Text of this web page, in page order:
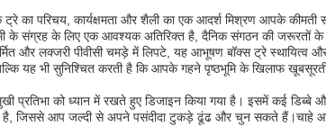
का परिचय, कार्यक्षमता और शैली का एक आदर्श मिश्रण आपके
के संग्रह के लिए एक आवश्यक अतिरिक्त है, दैनिक संगठन की जरूरतों के
और लक्जरी पीवीसी चमड़े में लिपटे, यह आभूषण बॉक्स ट्रे स्थायित्व
यह भी सुनिश्चित करती है कि आपके गहने पृष्ठभूमि के खिलाफ
प्रतिभा को ध्यान में रखते हुए डिजाइन किया गया है। इसमें कई
है, जिससे आप जल्दी से अपने पसंदीदा टुकड़े ढूंढ और चुन सकते